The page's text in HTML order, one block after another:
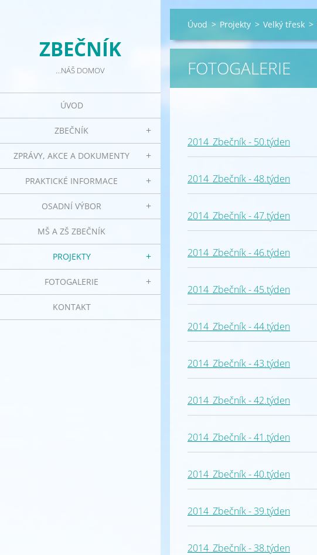
ZBEČNÍK
...NÁŠ DOMOV
ÚVOD
ZBEČNÍK
ZPRÁVY, AKCE A DOKUMENTY
PRAKTICKÉ INFORMACE
OSADNÍ VÝBOR
MŠ A ZŠ ZBEČNÍK
PROJEKTY
FOTOGALERIE
KONTAKT
Úvod > Projekty > Velký třesk >
FOTOGALERIE
2014_Zbečník - 50.týden
2014_Zbečník - 48.týden
2014_Zbečník - 47.týden
2014_Zbečník - 46.týden
2014_Zbečník - 45.týden
2014_Zbečník - 44.týden
2014_Zbečník - 43.týden
2014_Zbečník - 42.týden
2014_Zbečník - 41.týden
2014_Zbečník - 40.týden
2014_Zbečník - 39.týden
2014_Zbečník - 38.týden